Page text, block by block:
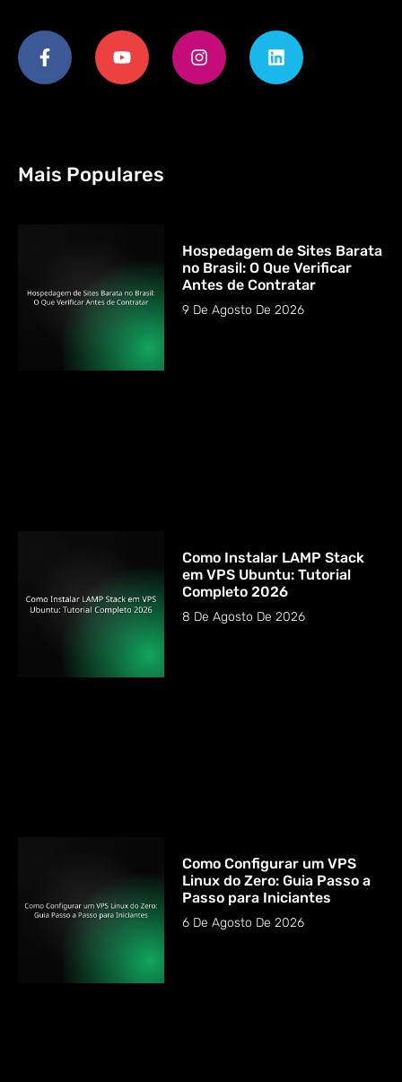
Mais Populares
Hospedagem de Sites Barata
no Brasil: O Que Verificar
Antes de Contratar
9 De Agosto De 2026
Como Instalar LAMP Stack
em VPS Ubuntu: Tutorial
Completo 2026
8 De Agosto De 2026
Como Configurar um VPS
Linux do Zero: Guia Passo a
Passo para Iniciantes
6 De Agosto De 2026